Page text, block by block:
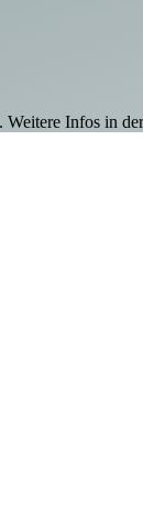
Infos in